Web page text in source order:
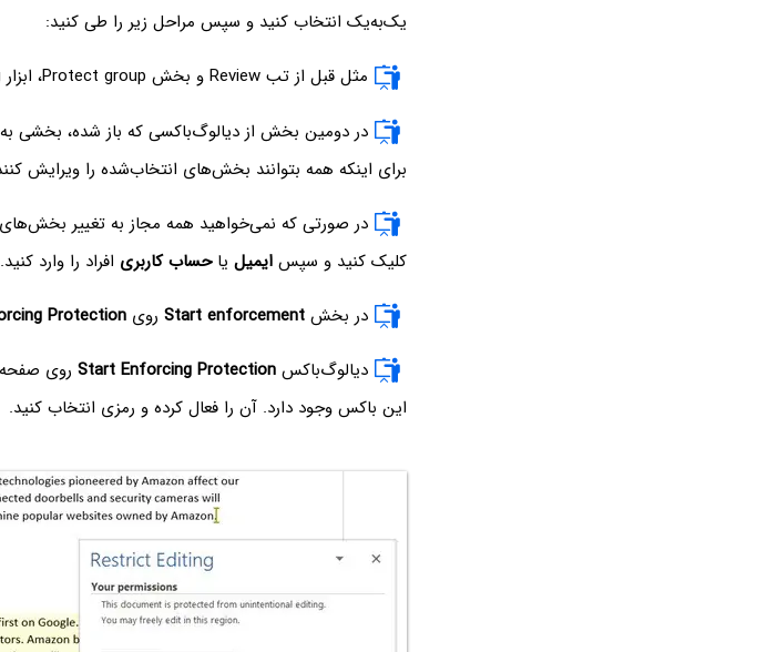
یک‌به‌یک انتخاب کنید و سپس مراحل زیر را طی کنید:
مثل قبل از تب Review و بخش Protect group، ابزار Restrict Editing را اجرا کنید.
در دومین بخش از دیالوگ‌باکسی که باز شده، بخشی
برای اینکه همه بتوانند بخش‌های انتخاب‌شده را ویرایش
در صورتی که نمی‌خواهید همه مجاز به تغییر
کلیک کنید و سپسایمیل یاحساب کاربری افراد را وارد کنید.
در بخشStart enforcement رویProtection
دیالوگ‌باکسStart Enforcing Protection روی صفحه
این باکس وجود دارد. آن را فعال کرده و رمزی انتخاب کنید.